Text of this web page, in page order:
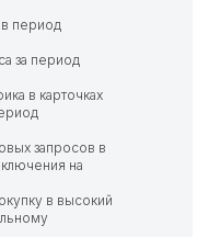
период
за период
в карточках
запросов в
на
в высокий